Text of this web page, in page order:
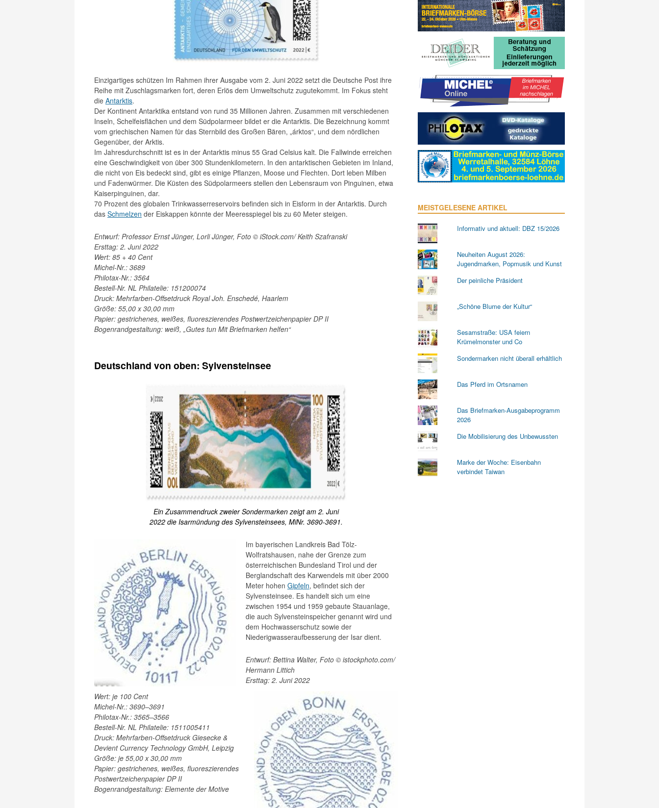
Einzigartiges schützen Im Rahmen ihrer Ausgabe vom 2. Juni 2022 setzt die Deutsche Post ihre
Reihe mit Zuschlagsmarken fort, deren Erlös dem Umweltschutz zugutekommt. Im Fokus steht
die Antarktis.
Der Kontinent Antarktika entstand von rund 35 Millionen Jahren. Zusammen mit verschiedenen
Inseln, Schelfeisflächen und dem Südpolarmeer bildet er die Antarktis. Die Bezeichnung kommt
vom griechischen Namen für das Sternbild des Großen Bären, „árktos“, und dem nördlichen
Gegenüber, der Arktis.
Im Jahresdurchschnitt ist es in der Antarktis minus 55 Grad Celsius kalt. Die Fallwinde erreichen
eine Geschwindigkeit von über 300 Stundenkilometern. In den antarktischen Gebieten im Inland,
die nicht von Eis bedeckt sind, gibt es einige Pflanzen, Moose und Flechten. Dort leben Milben
und Fadenwürmer. Die Küsten des Südpolarmeers stellen den Lebensraum von Pinguinen, etwa
Kaiserpinguinen, dar.
70 Prozent des globalen Trinkwasserreservoirs befinden sich in Eisform in der Antarktis. Durch
das Schmelzen der Eiskappen könnte der Meeresspiegel bis zu 60 Meter steigen.
Entwurf: Professor Ernst Jünger, Lorli Jünger, Foto © iStock.com/ Keith Szafranski
Ersttag: 2. Juni 2022
Wert: 85 + 40 Cent
Michel-Nr.: 3689
Philotax-Nr.: 3564
Bestell-Nr. NL Philatelie: 151200074
Druck: Mehrfarben-Offsetdruck Royal Joh. Enschedé, Haarlem
Größe: 55,00 x 30,00 mm
Papier: gestrichenes, weißes, fluoreszierendes Postwertzeichenpapier DP II
Bogenrandgestaltung: weiß, „Gutes tun Mit Briefmarken helfen“
Deutschland von oben: Sylvensteinsee
Ein Zusammendruck zweier Sondermarken zeigt am 2. Juni
2022 die Isarmündung des Sylvensteinsees, MiNr. 3690-3691.
Im bayerischen Landkreis Bad Tölz-
Wolfratshausen, nahe der Grenze zum
österreichischen Bundesland Tirol und der
Berglandschaft des Karwendels mit über 2000
Meter hohen Gipfeln, befindet sich der
Sylvensteinsee. Es handelt sich um eine
zwischen 1954 und 1959 gebaute Stauanlage,
die auch Sylvensteinspeicher genannt wird und
dem Hochwasserschutz sowie der
Niederigwasseraufbesserung der Isar dient.
Entwurf: Bettina Walter, Foto © istockphoto.com/
Hermann Littich
Ersttag: 2. Juni 2022
Wert: je 100 Cent
Michel-Nr.: 3690–3691
Philotax-Nr.: 3565–3566
Bestell-Nr. NL Philatelie: 1511005411
Druck: Mehrfarben-Offsetdruck Giesecke &
Devient Currency Technology GmbH, Leipzig
Größe: je 55,00 x 30,00 mm
Papier: gestrichenes, weißes, fluoreszierendes
Postwertzeichenpapier DP II
Bogenrandgestaltung: Elemente der Motive
MEISTGELESENE ARTIKEL
Informativ und aktuell: DBZ 15/2026
Neuheiten August 2026:
Jugendmarken, Popmusik und Kunst
Der peinliche Präsident
„Schöne Blume der Kultur“
Sesamstraße: USA feiern
Krümelmonster und Co
Sondermarken nicht überall erhältlich
Das Pferd im Ortsnamen
Das Briefmarken-Ausgabeprogramm
2026
Die Mobilisierung des Unbewussten
Marke der Woche: Eisenbahn
verbindet Taiwan